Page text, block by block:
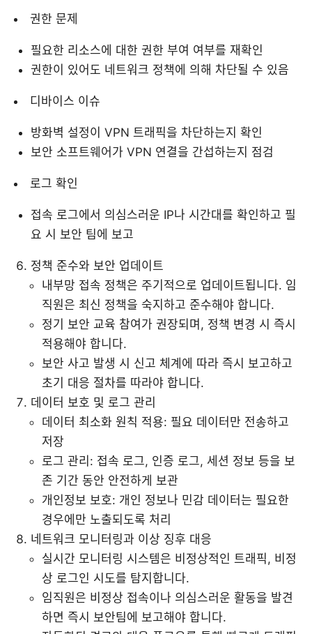
권한 문제
필요한 리소스에 대한 권한 부여 여부를 재확인
권한이 있어도 네트워크 정책에 의해 차단될 수 있음
디바이스 이슈
방화벽 설정이 VPN 트래픽을 차단하는지 확인
보안 소프트웨어가 VPN 연결을 간섭하는지 점검
로그 확인
접속 로그에서 의심스러운 IP나 시간대를 확인하고 필
요 시 보안 팀에 보고
정책 준수와 보안 업데이트
내부망 접속 정책은 주기적으로 업데이트됩니다. 임
직원은 최신 정책을 숙지하고 준수해야 합니다.
정기 보안 교육 참여가 권장되며, 정책 변경 시 즉시
적용해야 합니다.
보안 사고 발생 시 신고 체계에 따라 즉시 보고하고
초기 대응 절차를 따라야 합니다.
데이터 보호 및 로그 관리
데이터 최소화 원칙 적용: 필요 데이터만 전송하고
저장
로그 관리: 접속 로그, 인증 로그, 세션 정보 등을 보
존 기간 동안 안전하게 보관
개인정보 보호: 개인 정보나 민감 데이터는 필요한
경우에만 노출되도록 처리
네트워크 모니터링과 이상 징후 대응
실시간 모니터링 시스템은 비정상적인 트래픽, 비정
상 로그인 시도를 탐지합니다.
임직원은 비정상 접속이나 의심스러운 활동을 발견
하면 즉시 보안팀에 보고해야 합니다.